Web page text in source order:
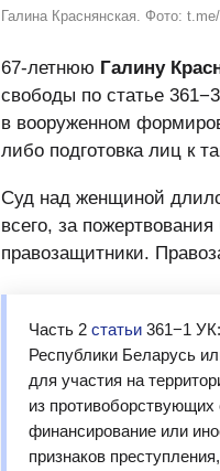
Галина Краснянская. Фото:
67-летнюю Галину
свободы по статье
в вооруженном
либо подготовка лиц к
Суд над женщиной
всего, за
правозащитники.
Часть 2 статьи 361−1
Республики Беларусь
для участия на
из
финансирование или
признаков